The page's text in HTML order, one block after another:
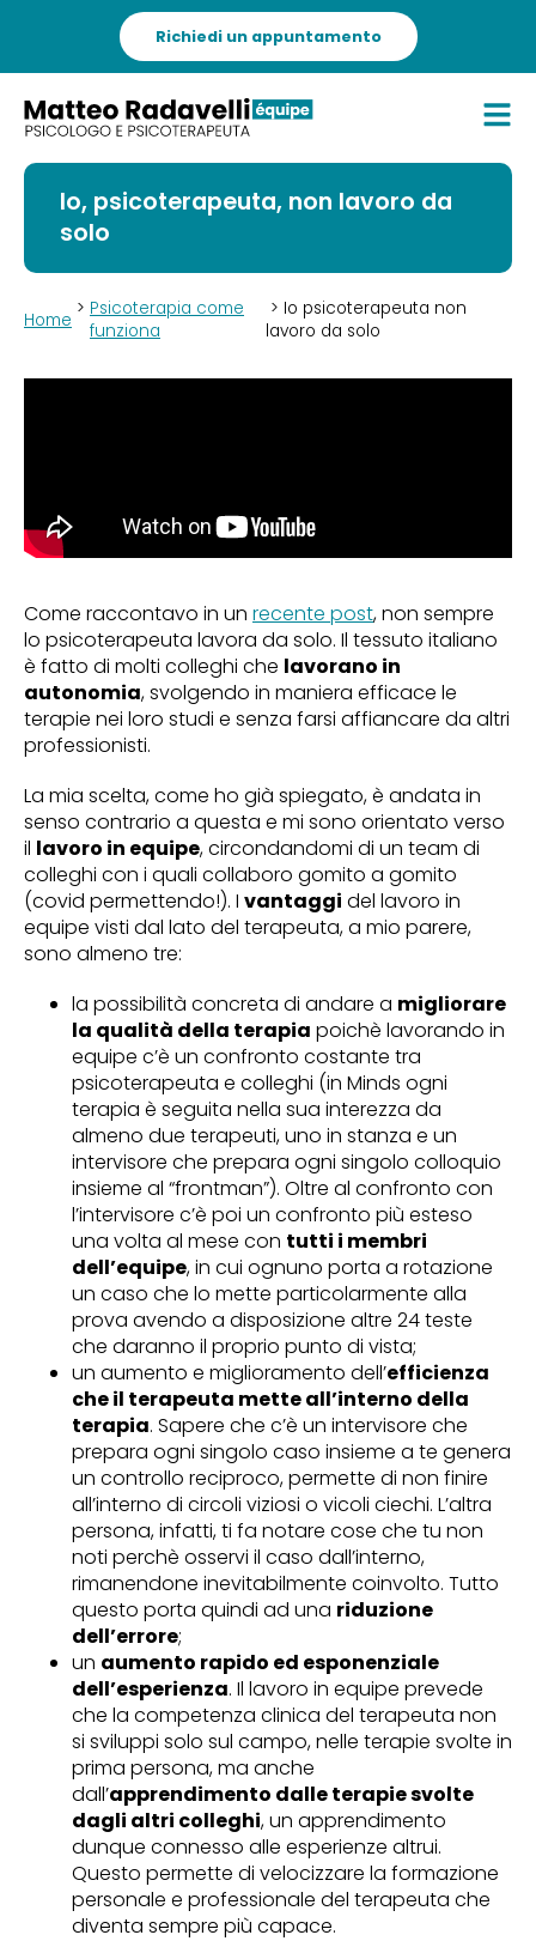
Richiedi un appuntamento
Io, psicoterapeuta, non lavoro da
solo
Home > Psicoterapia come
funziona
> Io psicoterapeuta non
lavoro da solo
Come raccontavo in un recente post, non sempre
lo psicoterapeuta lavora da solo. Il tessuto italiano
è fatto di molti colleghi che lavorano in
autonomia, svolgendo in maniera efficace le
terapie nei loro studi e senza farsi affiancare da altri
professionisti.
La mia scelta, come ho già spiegato, è andata in
senso contrario a questa e mi sono orientato verso
il lavoro in equipe, circondandomi di un team di
colleghi con i quali collaboro gomito a gomito
(covid permettendo!). I vantaggi del lavoro in
equipe visti dal lato del terapeuta, a mio parere,
sono almeno tre:
la possibilità concreta di andare a migliorare
la qualità della terapia poichè lavorando in
equipe c’è un confronto costante tra
psicoterapeuta e colleghi (in Minds ogni
terapia è seguita nella sua interezza da
almeno due terapeuti, uno in stanza e un
intervisore che prepara ogni singolo colloquio
insieme al “frontman”). Oltre al confronto con
l’intervisore c’è poi un confronto più esteso
una volta al mese con tutti i membri
dell’equipe, in cui ognuno porta a rotazione
un caso che lo mette particolarmente alla
prova avendo a disposizione altre 24 teste
che daranno il proprio punto di vista;
un aumento e miglioramento dell’efficienza
che il terapeuta mette all’interno della
terapia. Sapere che c’è un intervisore che
prepara ogni singolo caso insieme a te genera
un controllo reciproco, permette di non finire
all’interno di circoli viziosi o vicoli ciechi. L’altra
persona, infatti, ti fa notare cose che tu non
noti perchè osservi il caso dall’interno,
rimanendone inevitabilmente coinvolto. Tutto
questo porta quindi ad una riduzione
dell’errore;
un aumento rapido ed esponenziale
dell’esperienza. Il lavoro in equipe prevede
che la competenza clinica del terapeuta non
si sviluppi solo sul campo, nelle terapie svolte in
prima persona, ma anche
dall’apprendimento dalle terapie svolte
dagli altri colleghi, un apprendimento
dunque connesso alle esperienze altrui.
Questo permette di velocizzare la formazione
personale e professionale del terapeuta che
diventa sempre più capace.